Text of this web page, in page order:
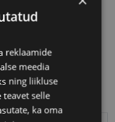
reklaamide
meedia
ning liikluse
teavet selle
ka oma